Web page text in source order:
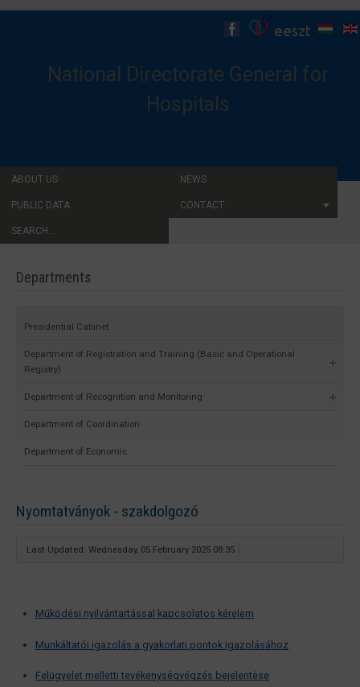
ABOUT US NEWS
PUBLIC DATA CONTACT
SEARCH...
National Directorate General for
Hospitals
Departments
Presidential Cabinet
Department of Registration and Training (Basic and Operational
Registry)
Department of Recognition and Monitoring
Department of Coordination
Department of Economic
Nyomtatványok - szakdolgozó
Last Updated: Wednesday, 05 February 2025 08:35
Működési nyilvántartással kapcsolatos kérelem
Munkáltatói igazolás a gyakorlati pontok igazolásához
Felügyelet melletti tevékenységvégzés bejelentése